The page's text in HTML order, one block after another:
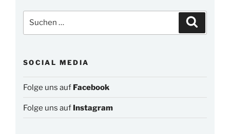
nach:
SOCIAL MEDIA
Folge uns auf Facebook
Folge uns auf Instagram